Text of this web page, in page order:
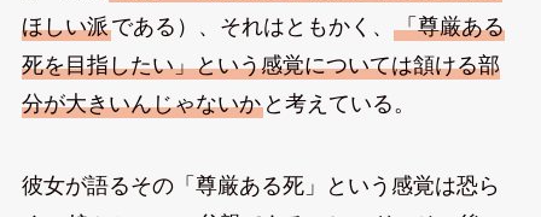
ほしい派である）、それはともかく、 「尊厳ある
死を目指したい」という感覚については頷ける部
分が大きいんじゃないかと考えている。
彼女が語るその「尊厳ある死」という感覚は恐ら